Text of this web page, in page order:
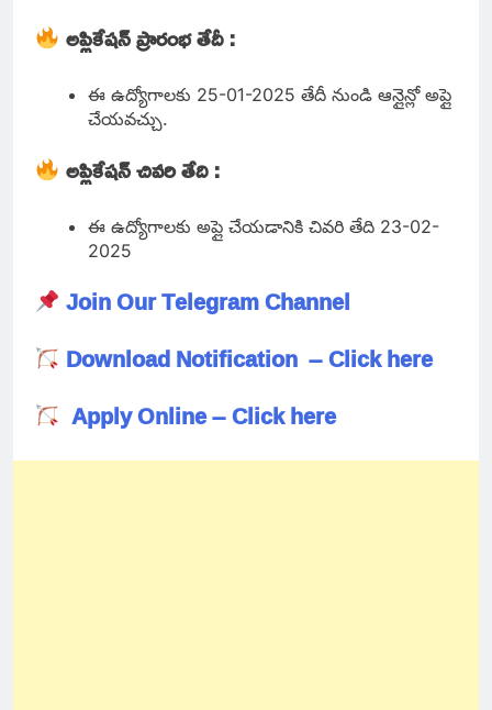
అప్లికేషన్ ప్రారంభ తేదీ :
ఈ ఉద్యోగాలకు 25-01-2025 తేదీ నుండి ఆన్లైన్లో అప్లై
చేయవచ్చు.
అప్లికేషన్ చివరి తేది :
ఈ ఉద్యోగాలకు అప్లై చేయడానికి చివరి తేది 23-02-
2025
Join Our Telegram Channel
Download Notification – Click here
Apply Online – Click here